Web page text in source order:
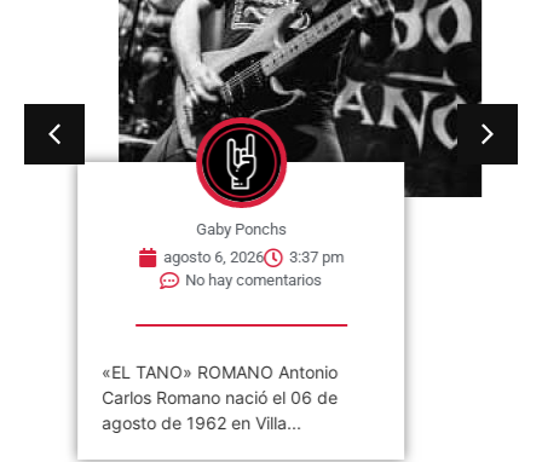
Gaby Ponchs
agosto 6, 2026
3:37 pm
No hay comentarios
«EL TANO» ROMANO Antonio
Carlos Romano nació el 06 de
agosto de 1962 en Villa...